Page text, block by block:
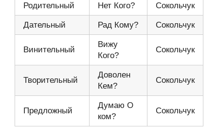
Родительный Нет Кого? Сокольчук
Дательный Рад Кому? Сокольчук
Винительный
Вижу
Кого?
Сокольчук
Творительный
Доволен
Кем?
Сокольчук
Предложный
Думаю О
ком?
Сокольчук